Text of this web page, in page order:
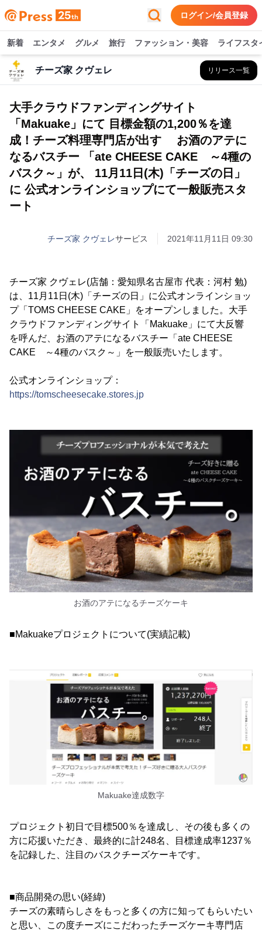
ログイン/会員登録
新着 エンタメ グルメ 旅行 ファッション・美容 ライフスタ
チーズ家 クヴェレ リリース一覧
大手クラウドファンディングサイト
「Makuake」にて 目標金額の1,200％を達
成！チーズ料理専門店が出す お酒のアテに
なるバスチー 「ate CHEESE CAKE ～4種の
バスク～」が、 11月11日(木)「チーズの日」
に 公式オンラインショップにて一般販売スタ
ート
チーズ家 クヴェレサービス 2021年11月11日 09:30
チーズ家 クヴェレ(店舗：愛知県名古屋市 代表：河村 勉)
は、11月11日(木)「チーズの日」に公式オンラインショッ
プ「TOMS CHEESE CAKE」をオープンしました。大手
クラウドファンディングサイト「Makuake」にて大反響
を呼んだ、お酒のアテになるバスチー「ate CHEESE
CAKE ～4種のバスク～」を一般販売いたします。
公式オンラインショップ：
https://tomscheesecake.stores.jp
お酒のアテになるチーズケーキ
■Makuakeプロジェクトについて(実績記載)
Makuake達成数字
プロジェクト初日で目標500％を達成し、その後も多くの
方に応援いただき、最終的に計248名、目標達成率1237％
を記録した、注目のバスクチーズケーキです。
■商品開発の思い(経緯)
チーズの素晴らしさをもっと多くの方に知ってもらいたい
と思い、この度チーズにこだわったチーズケーキ専門店